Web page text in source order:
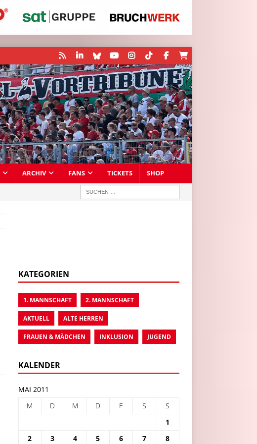
ARCHIV FANS TICKETS SHOP
KATEGORIEN
1. MANNSCHAFT 2. MANNSCHAFT
AKTUELL ALTE HERREN
FRAUEN & MÄDCHEN INKLUSION JUGEND
KALENDER
MAI 2011
M
D M D F S
S
1
2
3 4 5 6 7 8